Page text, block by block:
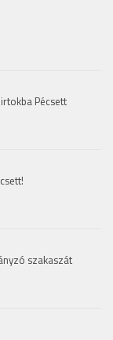
Pécsett
szakaszát